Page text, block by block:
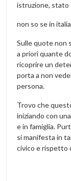
istruzione, stato
non so se in
Sulle quote non
a priori quante
ricoprire un
porta a non
persona.
Trovo che
iniziando con
e in famiglia.
si manifesta in
civico e rispetto